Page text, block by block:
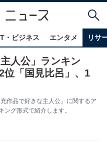
・ビジネス エンタメ リサ
人公」ランキン
位「国見比呂」、1
作品で好きな主人公」に関するア
グ形式で紹介します。